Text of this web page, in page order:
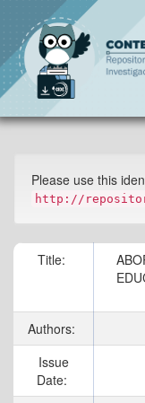
navigation
Please use this
http://
Title:
Authors:
Issue
Date: